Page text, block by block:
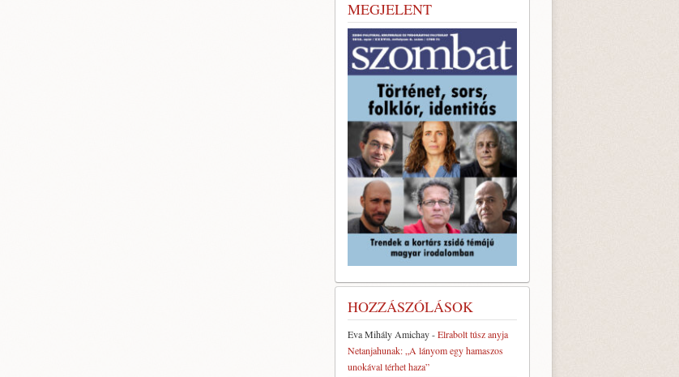
MEGJELENT
HOZZÁSZÓLÁSOK
Eva Mihály Amichay-Elrabolt túsz anyja
Netanjahunak: „A lányom egy hamaszos
unokával térhet haza”